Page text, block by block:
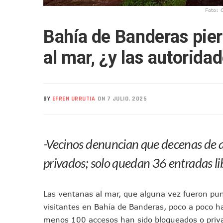
Nuevo Transporte Eléctrico
Centro De Autismo Es Un
Lluvias Y Oleaje Elevado
Jóvenes En Movimiento
IMSS Invierte 12.6 MDP En
En Abril 2027 Terminarán
Accidente En Un RZR,
Este Viernes, Lemus
Nidos De Lluvia Busca
Foto:
Bahía de Banderas
al mar, ¿y las
BY EFREN URRUTIA ON 7 JULIO, 2025
-Vecinos denuncian que decenas
privados; solo quedan 36 entradas
Las ventanas al mar, que alguna vez fueron
visitantes en Bahía de Banderas, poco a poco
menos 100 accesos han sido bloqueados o